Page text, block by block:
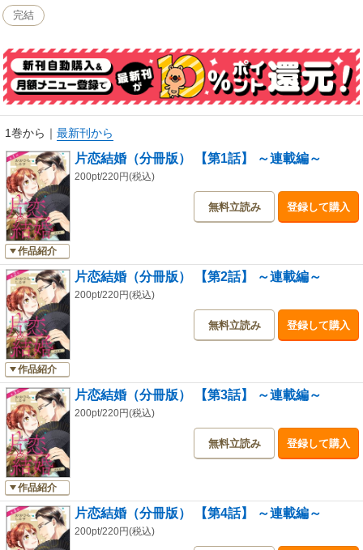
めて持った夢。それは「愛する人を支え、共に生きていく」こと。 硬派な
旦那様と心も体も繋がりたい……。夫を恋い慕う年下妻。また旦那も不器
用ながら真摯に、一途に、妻への恋心を募らせていき……。 大好きなの
に、伝え方がわからない…!! ピュアな二人の恋未満→愛以上の焦れったく
も愛おしい恋物語♪ 大人気作、待望の連載がスタートです！♪♪ ※この作
品は「無敵恋愛Sgirl 2020年4月号」に収録されております。重複購入にご
完結
1巻から ｜ 最新刊から
作品紹介
片恋結婚（分冊版） 【第1話】 ～連載編～
200pt/220円(税込)
無料立読み 登録して購入
作品紹介
片恋結婚（分冊版） 【第2話】 ～連載編～
200pt/220円(税込)
無料立読み 登録して購入
作品紹介
片恋結婚（分冊版） 【第3話】 ～連載編～
200pt/220円(税込)
無料立読み 登録して購入
片恋結婚（分冊版） 【第4話】 ～連載編～
200pt/220円(税込)